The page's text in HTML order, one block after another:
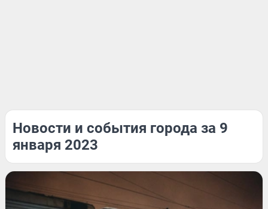
Новости и события города за 9
января 2023